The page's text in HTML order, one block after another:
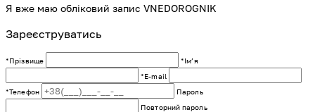
Я вже маю обліковий запис VNEDOROGNIK
Зареєструватись
*Прізвище
*Імʼя
*E-mail
*Телефон
Пароль
Повторний пароль